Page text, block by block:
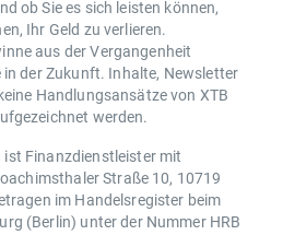
ob Sie es sich leisten können,
Ihr Geld zu verlieren.
aus der Vergangenheit
der Zukunft. Inhalte, Newsletter
Handlungsansätze von XTB
werden.
ist Finanzdienstleister mit
Straße 10, 10719
im Handelsregister beim
(Berlin) unter der Nummer HRB